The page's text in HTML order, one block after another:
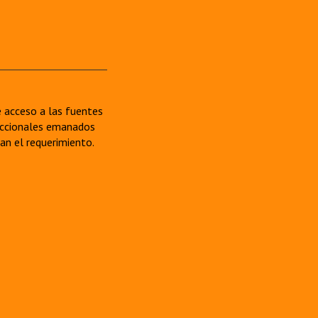
acceso a las fuentes
emanados
el requerimiento.